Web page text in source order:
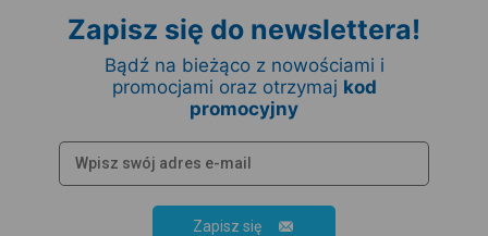
Zapisz się do newslettera!
Bądź na bieżąco z nowościami i
promocjami oraz otrzymaj kod
promocyjny
Zapisz się